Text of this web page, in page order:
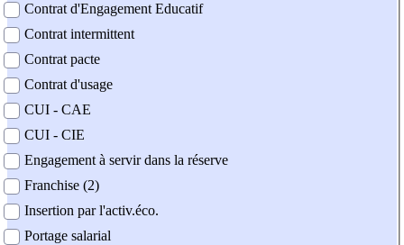
Contrat d'Engagement Educatif
Contrat intermittent
Contrat pacte
Contrat d'usage
CUI - CAE
CUI - CIE
Engagement à servir dans la réserve
Franchise (2)
Insertion par l'activ.éco.
Portage salarial